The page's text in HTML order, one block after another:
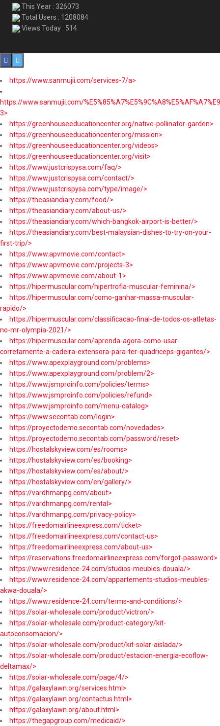
This Year : 326073
Total Users : 1208084
Views Today : 514
https://www.sanmujii.com/services-7/a>
https://www.sanmujii.com/
3>
https://greenhouseeducationcenter.org/native-pollinator-garden>
https://greenhouseeducationcenter.org/mission>
https://greenhouseeducationcenter.org/videos>
https://greenhouseeducationcenter.org/visit>
https://www.justcrispysa.com/faq/>
https://www.justcrispysa.com/contact/>
https://www.justcrispysa.com/type/image/>
https://theasiandiary.com/food/>
https://theasiandiary.com/about-us/>
https://theasiandiary.com/which-bangkok-airport-is-better/>
https://theasiandiary.com/best-malaysian-dishes-to-try-on-your-
first-trip/>
https://www.apvmovie.com/contact>
https://www.apvmovie.com/projects-3>
https://www.apvmovie.com/about-1>
https://hipermuscular.com/hipertrofia-muscular-feminina/>
https://hipermuscular.com/como-ganhar-massa-muscular-
rapido/>
https://hipermuscular.com/classificacao-final-de-todos-os-atletas-
no-mr-olympia-2021/>
https://hipermuscular.com/aprenda-agora-como-usar-
corretamente-a-cadeira-extensora-para-ter-quadriceps-gigantes/>
https://www.apexplayground.com/problems>
https://www.apexplayground.com/problem/2>
https://www.jsmproinfo.com/policies/terms>
https://www.jsmproinfo.com/policies/refund>
https://www.jsmproinfo.com/menu-catalog>
https://www.secontab.com/login>
https://proyectodemo.secontab.com/novedades>
https://proyectodemo.secontab.com/password/reset>
https://hostalskyview.com/es/rooms>
https://hostalskyview.com/es/booking>
https://hostalskyview.com/es/about/>
https://hostalskyview.com/en/gallery/>
https://vardhmanpg.com/about>
https://vardhmanpg.com/rental>
https://vardhmanpg.com/privacy-policy>
https://freedomairlineexpress.com/ticket>
https://freedomairlineexpress.com/contact-us>
https://freedomairlineexpress.com/about-us>
https://reservations.freedomairlineexpress.com/forgot-password>
https://www.residence-24.com/studios-meubles-douala/>
https://www.residence-24.com/appartements-studios-meubles-
akwa-douala/>
https://www.residence-24.com/terms-and-conditions/>
https://solar-wholesale.com/product/victron/>
https://solar-wholesale.com/product-category/kit-
autoconsomacion/>
https://solar-wholesale.com/product/kit-solar-aislada/>
https://solar-wholesale.com/product/estacion-energia-ecoflow-
deltamax/>
https://solar-wholesale.com/page/4/>
https://galaxylawn.org/services.html>
https://galaxylawn.org/contactus.html>
https://galaxylawn.org/about.html>
https://thegapgroup.com/medicaid/>